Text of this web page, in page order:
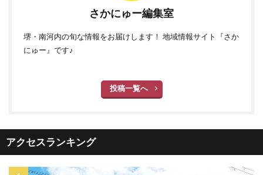
さかにゅー編集室
堺・南河内の旬な情報をお届けします！ 地域情報サイト『さか
にゅー』です♪
投稿一覧へ
アクセスランキング